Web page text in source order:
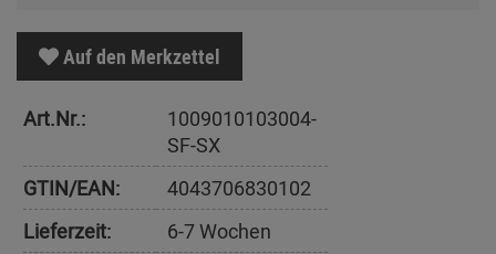
Auf den Merkzettel
Art.Nr.:
1009010103004-
SF-SX
GTIN/EAN:
4043706830102
Lieferzeit:
6-7 Wochen